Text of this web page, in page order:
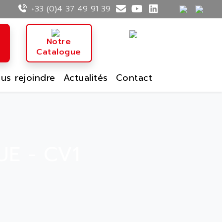
+33 (0)4 37 49 91 39
Notre
Catalogue
rejoindre Actualités Contact